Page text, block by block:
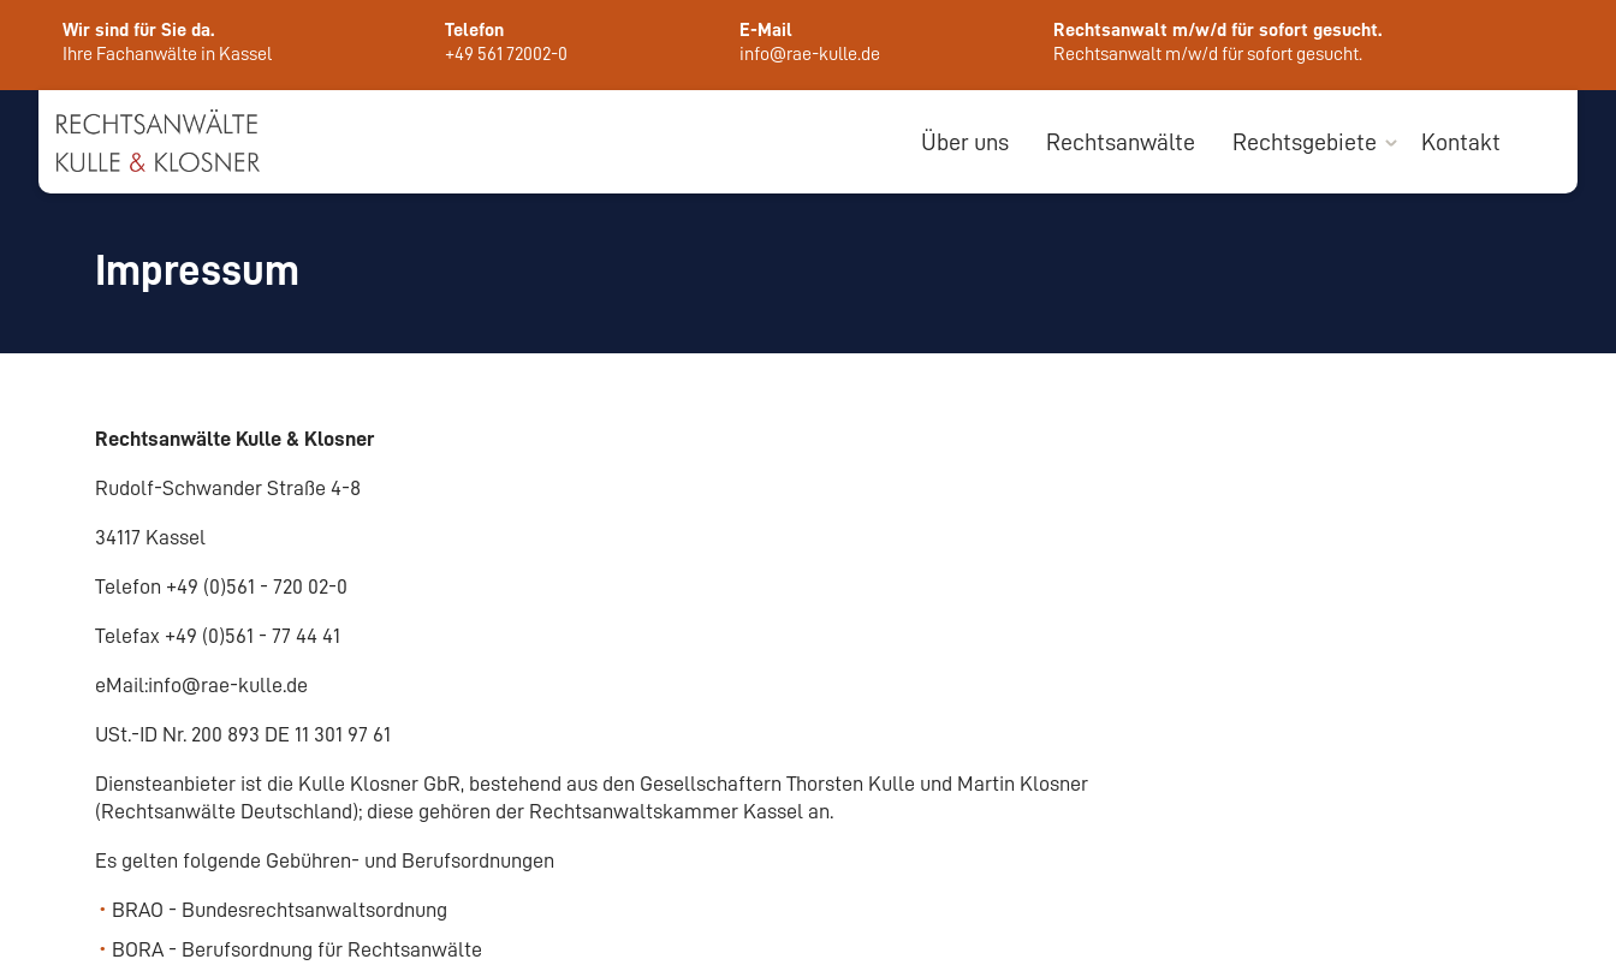
Wir sind für Sie da.
Ihre Fachanwälte in Kassel
Telefon
+49 561 72002-0
E-Mail
info@rae-kulle.de
Rechtsanwalt m/w/d für sofort gesucht.
Rechtsanwalt m/w/d für sofort gesucht.
Über uns Rechtsanwälte Rechtsgebiete Kontakt
Impressum
Rechtsanwälte Kulle & Klosner
Rudolf-Schwander Straße 4-8
34117 Kassel
Telefon +49 (0)561 - 720 02-0
Telefax +49 (0)561 - 77 44 41
eMail:info@rae-kulle.de
USt.-ID Nr. 200 893 DE 11 301 97 61
Diensteanbieter ist die Kulle Klosner GbR, bestehend aus den Gesellschaftern Thorsten Kulle und Martin Klosner
(Rechtsanwälte Deutschland); diese gehören der Rechtsanwaltskammer Kassel an.
Es gelten folgende Gebühren- und Berufsordnungen
BRAO - Bundesrechtsanwaltsordnung
BORA - Berufsordnung für Rechtsanwälte